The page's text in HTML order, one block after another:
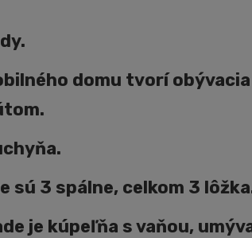
domu tvorí
sú 3 spálne, celkom 3
je kúpeľňa s vaňou,